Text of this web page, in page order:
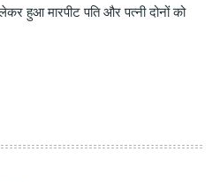
हुआ मारपीट पति और पत्नी दोनों को